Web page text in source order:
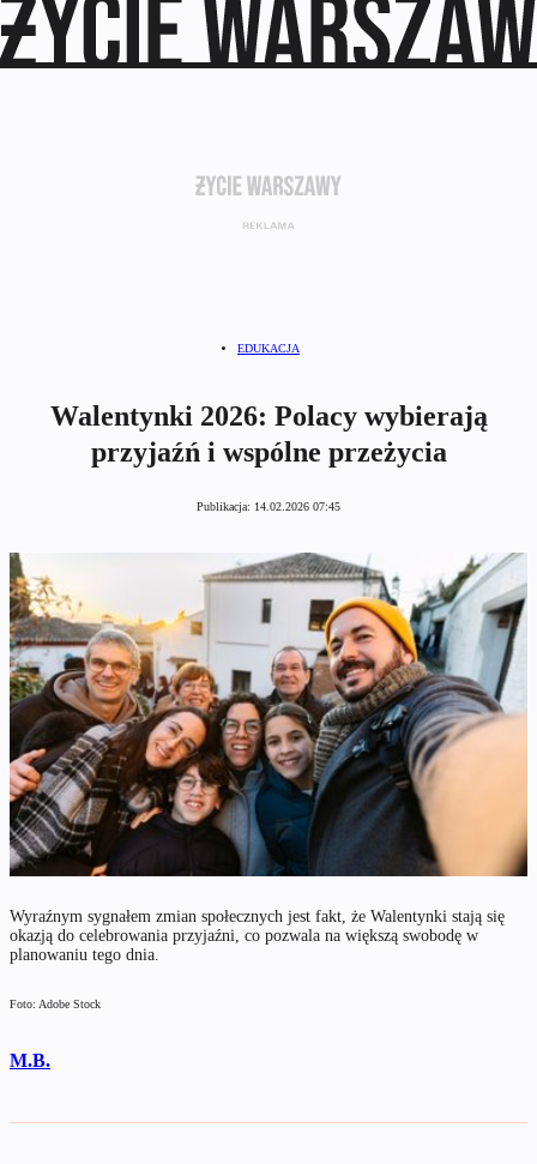
EDUKACJA
Walentynki 2026: Polacy wybierają
przyjaźń i wspólne przeżycia
Publikacja: 14.02.2026 07:45
Wyraźnym sygnałem zmian społecznych jest fakt, że Walentynki stają się
okazją do celebrowania przyjaźni, co pozwala na większą swobodę w
planowaniu tego dnia.
Foto: Adobe Stock
M.B.